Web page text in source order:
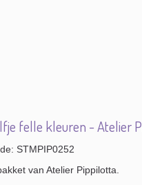
felle kleuren - Atelier
STMPIP0252
van Atelier Pippilotta.